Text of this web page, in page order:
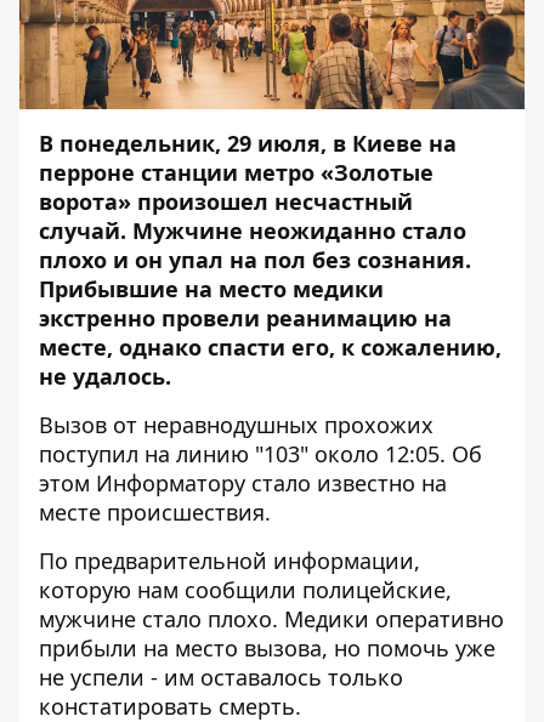
В понедельник, 29 июля, в Киеве на
перроне станции метро «Золотые
ворота» произошел несчастный
случай. Мужчине неожиданно стало
плохо и он упал на пол без сознания.
Прибывшие на место медики
экстренно провели реанимацию на
месте, однако спасти его, к сожалению,
не удалось.
Вызов от неравнодушных прохожих
поступил на линию "103" около 12:05. Об
этом Информатору стало известно на
месте происшествия.
По предварительной информации,
которую нам сообщили полицейские,
мужчине стало плохо. Медики оперативно
прибыли на место вызова, но помочь уже
не успели - им оставалось только
констатировать смерть.